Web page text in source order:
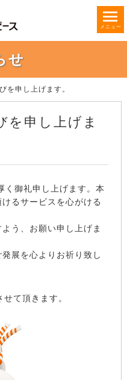
メニュー
せ
を申し上げます。
を申し上げま
く御礼申し上げます。本
るサービスを心がける
う、お願い申し上げま
展を心よりお祈り致し
て頂きます。